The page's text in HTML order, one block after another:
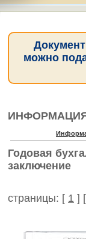
можно
Годовая
заключение
страницы: [ 1 ]